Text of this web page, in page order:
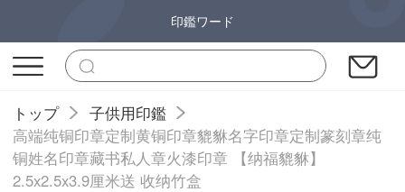
印鑑ワード
トップ
子供用印鑑
高端纯铜印章定制黄铜印章貔貅名字印章定制篆刻章纯
铜姓名印章藏书私人章火漆印章 【纳福貔貅】
2.5x2.5x3.9厘米送 收纳竹盒